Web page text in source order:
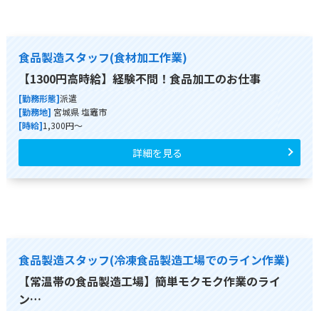
食品製造スタッフ(食材加工作業)
【1300円高時給】経験不問！食品加工のお仕事
[勤務形態]派遣
[勤務地] 宮城県 塩竈市
[時給]1,300円～
詳細を見る
食品製造スタッフ(冷凍食品製造工場でのライン作業)
【常温帯の食品製造工場】簡単モクモク作業のライ
ン…